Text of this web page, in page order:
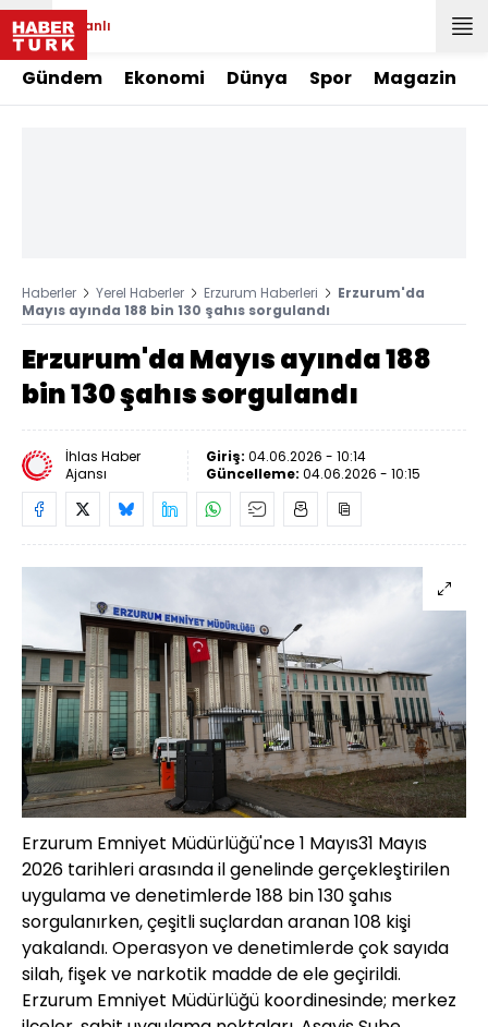
Canlı
Gündem Ekonomi Dünya Spor Magazin
Haberler Yerel Haberler Erzurum Haberleri
Erzurum'da
Mayıs ayında 188 bin 130 şahıs sorgulandı
Erzurum'da Mayıs ayında 188
bin 130 şahıs sorgulandı
İhlas Haber
Ajansı
Giriş: 04.06.2026 - 10:14
Güncelleme: 04.06.2026 - 10:15
Erzurum Emniyet Müdürlüğü'nce 1 Mayıs31 Mayıs
2026 tarihleri arasında il genelinde gerçekleştirilen
uygulama ve denetimlerde 188 bin 130 şahıs
sorgulanırken, çeşitli suçlardan aranan 108 kişi
yakalandı. Operasyon ve denetimlerde çok sayıda
silah, fişek ve narkotik madde de ele geçirildi.
Erzurum Emniyet Müdürlüğü koordinesinde; merkez